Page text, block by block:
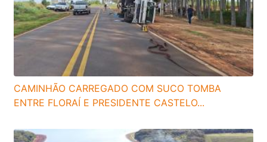
CAMINHÃO CARREGADO COM SUCO TOMBA
ENTRE FLORAÍ E PRESIDENTE CASTELO...